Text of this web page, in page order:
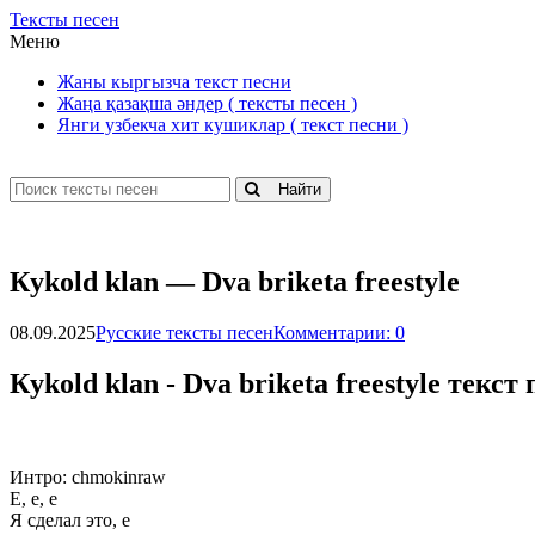
Тексты песен
Меню
Жаны кыргызча текст песни
Жаңа қазақша әндер ( тексты песен )
Янги узбекча хит кушиклар ( текст песни )
Найти
Кykоld klаn — Dvа brikеtа frееstylе
08.09.2025Русские тексты песенКомментарии: 0
Кykоld klаn - Dvа brikеtа frееstylе текст
Интро: chmokinraw
Е, е, е
Я сделал это, е